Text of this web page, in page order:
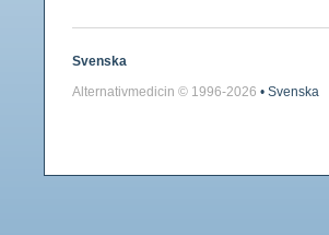
Svenska
Alternativmedicin © 1996-2026 • Svenska